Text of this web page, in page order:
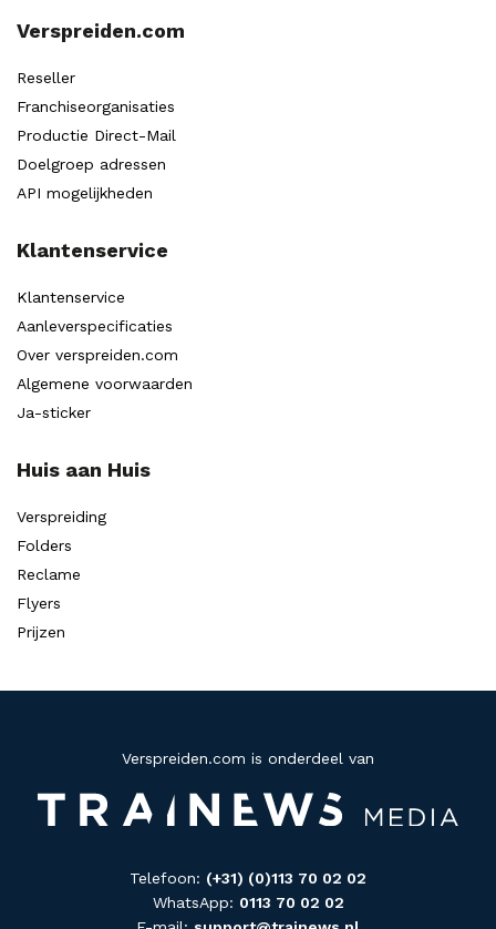
Verspreiden.com
Reseller
Franchiseorganisaties
Productie Direct-Mail
Doelgroep adressen
API mogelijkheden
Klantenservice
Klantenservice
Aanleverspecificaties
Over verspreiden.com
Algemene voorwaarden
Ja-sticker
Huis aan Huis
Verspreiding
Folders
Reclame
Flyers
Prijzen
Verspreiden.com is onderdeel van
Telefoon: (+31) (0)113 70 02 02
WhatsApp: 0113 70 02 02